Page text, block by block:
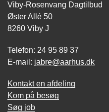
Viby-Rosenvang Dagtilbud
Øster Allé 50
8260 Viby J
Telefon: 24 95 89 37
E-mail: jabre@aarhus.dk
Kontakt en afdeling
Kom på besøg
Søg job